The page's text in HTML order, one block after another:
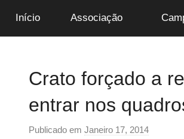
Precári@s
Início Associação
Crato forçado a
entrar nos
Publicado em Janeiro 17, 2014